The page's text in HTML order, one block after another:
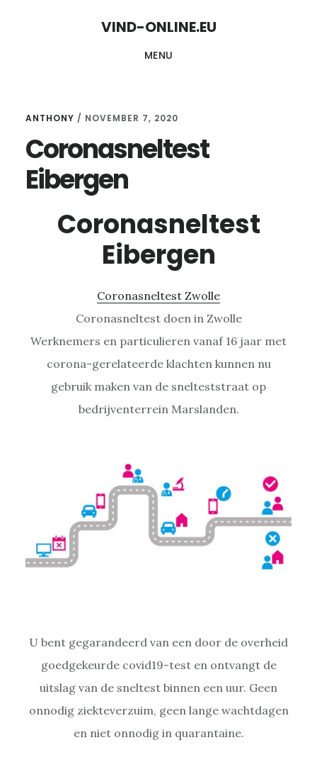
VIND-ONLINE.EU
MENU
ANTHONY / NOVEMBER 7, 2020
Coronasneltest
Eibergen
Coronasneltest
Eibergen
Coronasneltest Zwolle
Coronasneltest doen in Zwolle
Werknemers en particulieren vanaf 16 jaar met
corona-gerelateerde klachten kunnen nu
gebruik maken van de snelteststraat op
bedrijventerrein Marslanden.
U bent gegarandeerd van een door de overheid
goedgekeurde covid19-test en ontvangt de
uitslag van de sneltest binnen een uur. Geen
onnodig ziekteverzuim, geen lange wachtdagen
en niet onnodig in quarantaine.